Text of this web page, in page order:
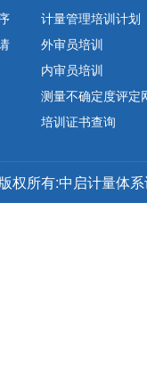
计量管理培训计划
外审员培训
内审员培训
测量不确定度评定
培训证书查询
版权所有:中启计量体